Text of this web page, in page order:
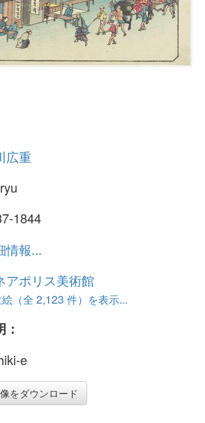
広重
1844
情報...
アポリス美術館
（全 2,123 件）を表示...
e
をダウンロード